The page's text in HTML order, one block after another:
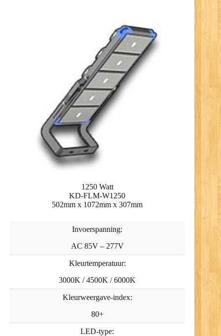
1250 Watt
KD-FLM-W1250
502mm x 1072mm x 307mm
Invoerspanning:
AC 85V – 277V
Kleurtemperatuur:
3000K / 4500K / 6000K
Kleurweergave-index:
80+
LED-type: